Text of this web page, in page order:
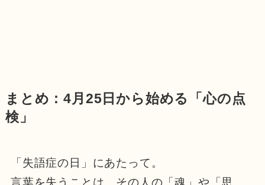
まとめ：4月25日から始める「心の点
検」
「失語症の日」にあたって。
言葉を失うことは、その人の「魂」や「思